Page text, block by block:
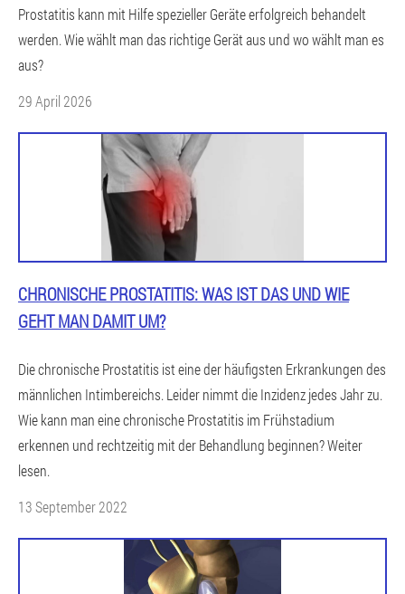
Prostatitis kann mit Hilfe spezieller Geräte erfolgreich behandelt
werden. Wie wählt man das richtige Gerät aus und wo wählt man es
aus?
29 April 2026
CHRONISCHE PROSTATITIS: WAS IST DAS UND WIE
GEHT MAN DAMIT UM?
Die chronische Prostatitis ist eine der häufigsten Erkrankungen des
männlichen Intimbereichs. Leider nimmt die Inzidenz jedes Jahr zu.
Wie kann man eine chronische Prostatitis im Frühstadium
erkennen und rechtzeitig mit der Behandlung beginnen? Weiter
lesen.
13 September 2022